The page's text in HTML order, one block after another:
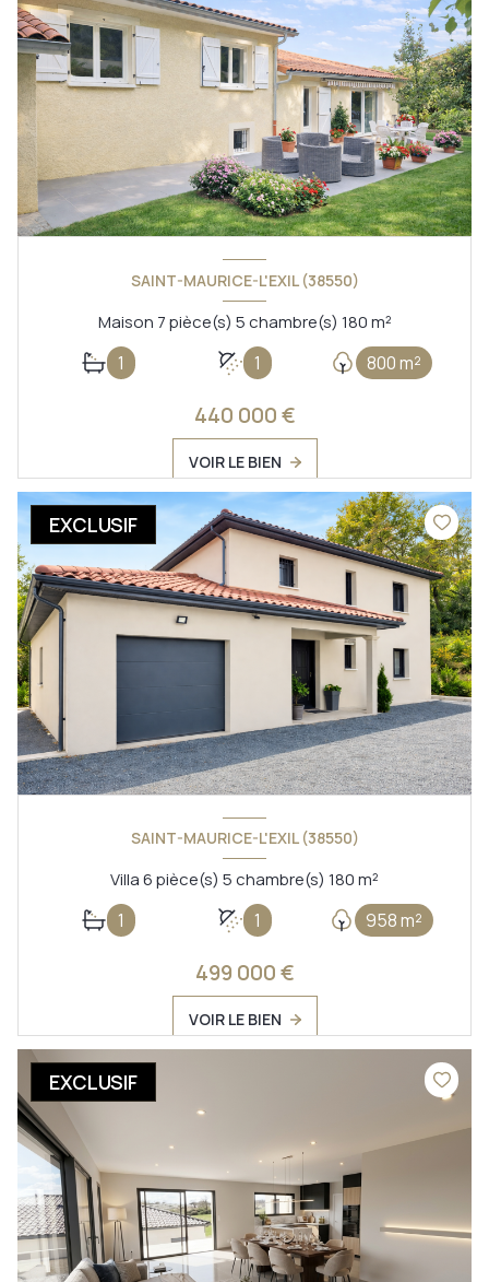
SAINT-MAURICE-L'EXIL (38550)
Maison 7 pièce(s) 5 chambre(s) 180 m²
1 1 800 m²
440 000 €
VOIR LE BIEN
EXCLUSIF
SAINT-MAURICE-L'EXIL (38550)
Villa 6 pièce(s) 5 chambre(s) 180 m²
1 1 958 m²
499 000 €
VOIR LE BIEN
EXCLUSIF